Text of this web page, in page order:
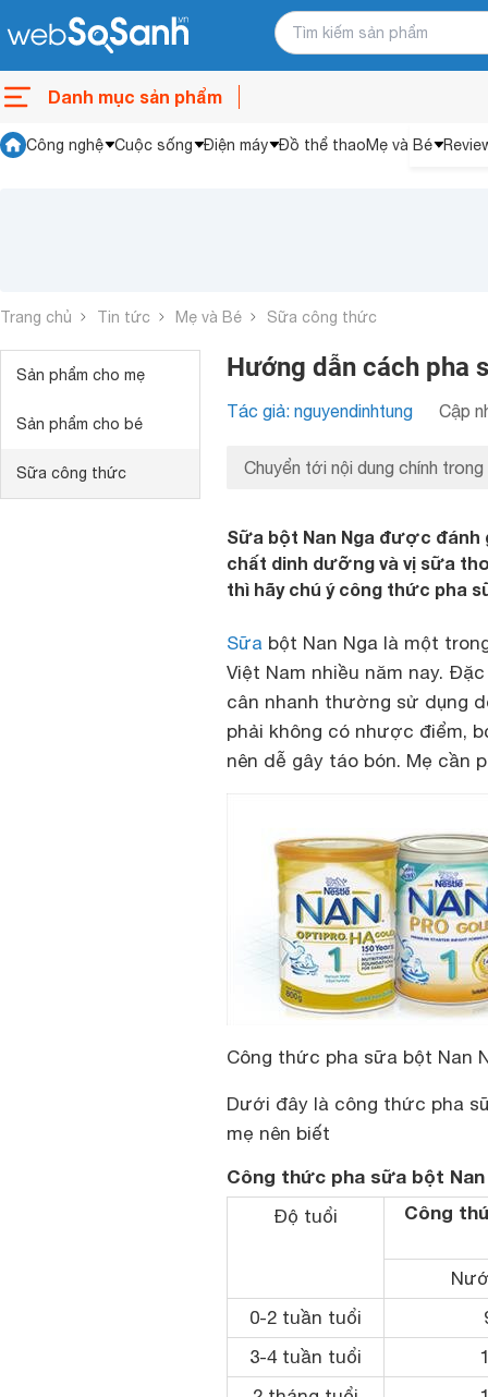
Danh mục sản phẩm
Công nghệ Cuộc sống Điện máy Đồ thể thaoMẹ và Bé
Trang chủ Tin tức Mẹ và Bé Sữa công thức
Sản phẩm cho mẹ
Sản phẩm cho bé
Sữa công thức
Hướng dẫn cách pha
Tác giả: nguyendinhtung Cập
Chuyển tới nội dung chính trong
Sữa bột Nan Nga được đánh
chất dinh dưỡng và vị sữa
thì hãy chú ý công thức pha
Sữa bột Nan Nga là một
Việt Nam nhiều năm nay.
cân nhanh thường sử dụng
phải không có nhược điểm,
nên dễ gây táo bón. Mẹ cần
Công thức pha sữa bột Nan
Dưới đây là công thức pha
mẹ nên biết
Công thức pha sữa bột Nan
Độ tuổi Công
0-2 tuần tuổi
3-4 tuần tuổi